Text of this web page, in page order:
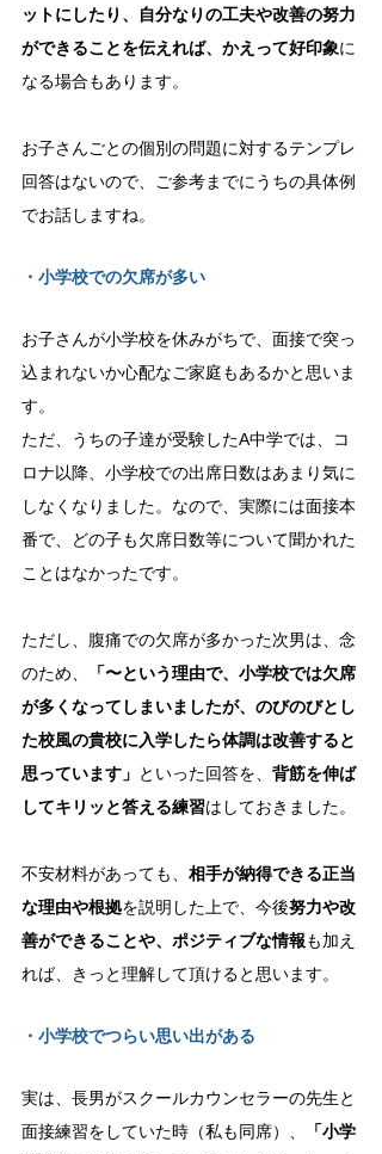
ットにしたり、自分なりの工夫や改善の努力
ができることを伝えれば、かえって好印象に
なる場合もあります。
お子さんごとの個別の問題に対するテンプレ
回答はないので、ご参考までにうちの具体例
でお話しますね。
・小学校での欠席が多い
お子さんが小学校を休みがちで、面接で突っ
込まれないか心配なご家庭もあるかと思いま
す。
ただ、うちの子達が受験したA中学では、コ
ロナ以降、小学校での出席日数はあまり気に
しなくなりました。なので、実際には面接本
番で、どの子も欠席日数等について聞かれた
ことはなかったです。
ただし、腹痛での欠席が多かった次男は、念
のため、
「〜という理由で、小学校では欠席
が多くなってしまいましたが、のびのびとし
た校風の貴校に入学したら体調は改善すると
思っています」 といった回答を、 背筋を伸ば
してキリッと答える練習はしておきました。
不安材料があっても、 相手が納得できる正当
な理由や根拠を説明した上で、今後努力や改
善ができることや、ポジティブな情報も加え
れば、きっと理解して頂けると思います。
・小学校でつらい思い出がある
実は、長男がスクールカウンセラーの先生と
面接練習をしていた時（私も同席）、
「小学